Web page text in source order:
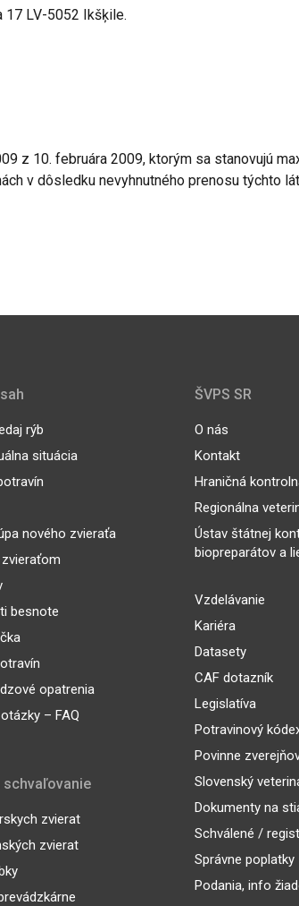
17 LV-5052 Ikšķile.
z 10. februára 2009, ktorým sa stanovujú
v dôsledku nevyhnutného prenosu týchto
rýb
situácia
nového zvieraťa
besnote
opatrenia
– FAQ
schvaľovanie
zvierat
zvierat
ŠVPS SR
O nás
Kontakt
Hraničná
Regionálna
Ústav štátnej
biopreparátov a
Vzdelávanie
Kariéra
Datasety
CAF dotazník
Legislatíva
Potravinový
Povinne
Slovenský
Dokumenty na
Schválené /
Správne poplatky
Podania, info